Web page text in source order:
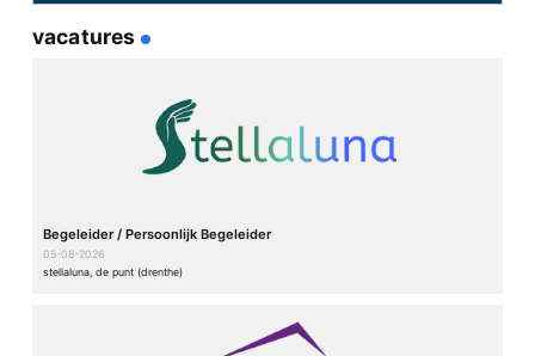
E-mail*
vacatures
Begeleider / Persoonlijk Begeleider
05-08-2026
stellaluna, de punt (drenthe)